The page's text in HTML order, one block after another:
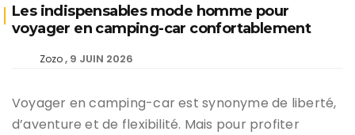
Les indispensables mode homme pour
voyager en camping-car confortablement
Zozo 9 JUIN 2026
Voyager en camping-car est synonyme de liberté,
d’aventure et de flexibilité. Mais pour profiter